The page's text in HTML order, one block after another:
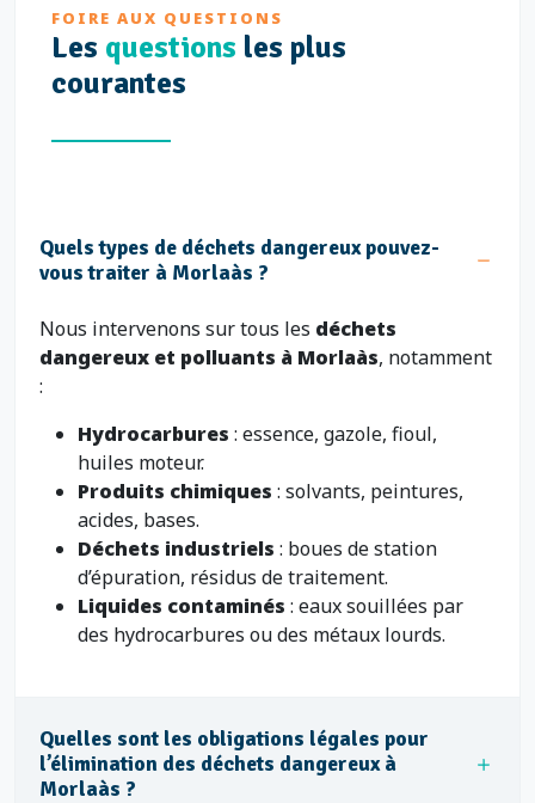
FOIRE AUX QUESTIONS
Les questions les plus
courantes
Quels types de déchets dangereux pouvez-
vous traiter à Morlaàs ?
Nous intervenons sur tous les déchets
dangereux et polluants à Morlaàs, notamment
:
Hydrocarbures : essence, gazole, fioul,
huiles moteur.
Produits chimiques : solvants, peintures,
acides, bases.
Déchets industriels : boues de station
d’épuration, résidus de traitement.
Liquides contaminés : eaux souillées par
des hydrocarbures ou des métaux lourds.
Quelles sont les obligations légales pour
l’élimination des déchets dangereux à
Morlaàs ?